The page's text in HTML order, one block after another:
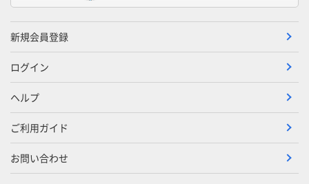
新規会員登録
ログイン
ヘルプ
ご利用ガイド
お問い合わせ